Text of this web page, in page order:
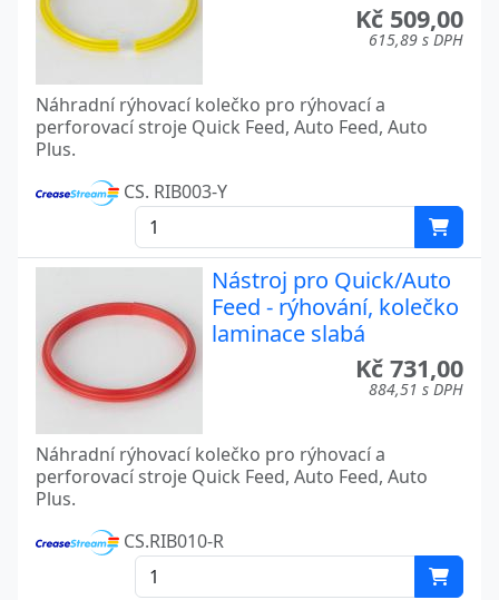
Kč 509,00
615,89 s DPH
Náhradní rýhovací kolečko pro rýhovací a
perforovací stroje Quick Feed, Auto Feed, Auto
Plus.
CS. RIB003-Y
Nástroj pro Quick/Auto
Feed - rýhování, kolečko
laminace slabá
Kč 731,00
884,51 s DPH
Náhradní rýhovací kolečko pro rýhovací a
perforovací stroje Quick Feed, Auto Feed, Auto
Plus.
CS.RIB010-R